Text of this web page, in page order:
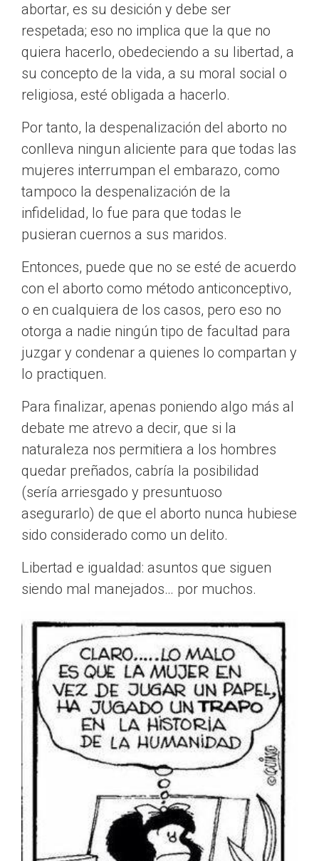
abortar, es su desición y debe ser
respetada; eso no implica que la que no
quiera hacerlo, obedeciendo a su libertad, a
su concepto de la vida, a su moral social o
religiosa, esté obligada a hacerlo.
Por tanto, la despenalización del aborto no
conlleva ningun aliciente para que todas las
mujeres interrumpan el embarazo, como
tampoco la despenalización de la
infidelidad, lo fue para que todas le
pusieran cuernos a sus maridos.
Entonces, puede que no se esté de acuerdo
con el aborto como método anticonceptivo,
o en cualquiera de los casos, pero eso no
otorga a nadie ningún tipo de facultad para
juzgar y condenar a quienes lo compartan y
lo practiquen.
Para finalizar, apenas poniendo algo más al
debate me atrevo a decir, que si la
naturaleza nos permitiera a los hombres
quedar preñados, cabría la posibilidad
(sería arriesgado y presuntuoso
asegurarlo) de que el aborto nunca hubiese
sido considerado como un delito.
Libertad e igualdad: asuntos que siguen
siendo mal manejados… por muchos.